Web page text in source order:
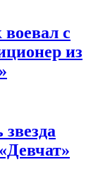
с
из
звезда